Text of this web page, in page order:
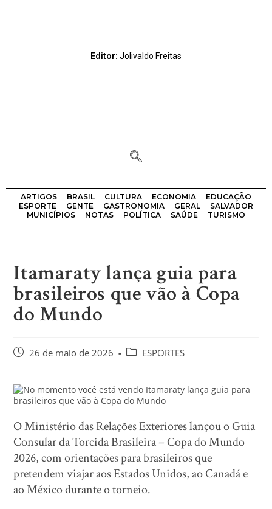
Editor: Jolivaldo Freitas
ARTIGOS BRASIL CULTURA ECONOMIA
EDUCAÇÃO
ESPORTE
GENTE GASTRONOMIA GERAL
SALVADOR
MUNICÍPIOS
NOTAS POLÍTICA SAÚDE TURISMO
Itamaraty lança guia para
brasileiros que vão à Copa
do Mundo
26 de maio de 2026 ESPORTES
O Ministério das Relações Exteriores lançou o Guia
Consular da Torcida Brasileira – Copa do Mundo
2026, com orientações para brasileiros que
pretendem viajar aos Estados Unidos, ao Canadá e
ao México durante o torneio.